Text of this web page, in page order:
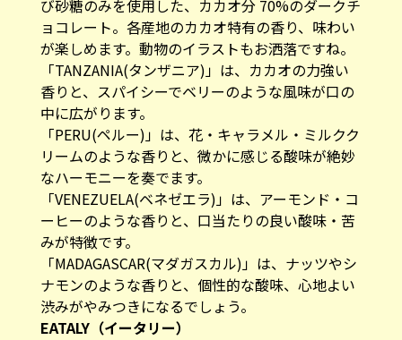
び砂糖のみを使用した、カカオ分 70%のダークチ
ョコレート。各産地のカカオ特有の香り、味わい
が楽しめます。​動物のイラストもお洒落ですね。
「TANZANIA(タンザニア)」は、カカオの力強い
香りと、スパイシーでベリーのような風味が口の
中に広がります。​
「PERU(ペルー)​」は、花・キャラメル・ミルクク
リームのような香りと、微かに感じる酸味が絶妙
なハーモニーを奏でます。​
「VENEZUELA(ベネゼエラ)」は、アーモンド・コ
ーヒーのような香りと、口当たりの良い酸味・苦
みが特徴です。​
「MADAGASCAR(マダガスカル)」は、ナッツやシ
ナモンのような香りと、個性的な酸味、心地よい
渋みがやみつきになるでしょう。
EATALY（イータリー）